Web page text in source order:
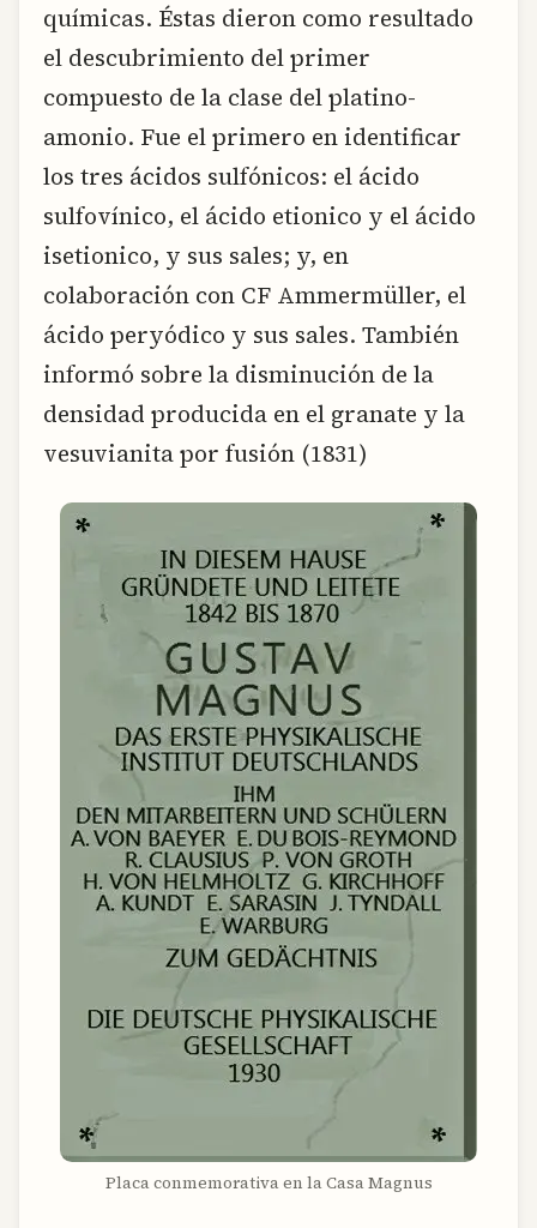
químicas. Éstas dieron como resultado
el descubrimiento del primer
compuesto de la clase del platino-
amonio. Fue el primero en identificar
los tres ácidos sulfónicos: el ácido
sulfovínico, el ácido etionico y el ácido
isetionico, y sus sales; y, en
colaboración con CF Ammermüller, el
ácido peryódico y sus sales. También
informó sobre la disminución de la
densidad producida en el granate y la
vesuvianita por fusión (1831)
Placa conmemorativa en la Casa Magnus